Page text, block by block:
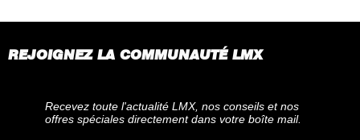
REJOIGNEZ LA COMMUNAUTÉ LMX
Recevez toute l'actualité LMX, nos conseils et nos
offres spéciales directement dans votre boîte mail.